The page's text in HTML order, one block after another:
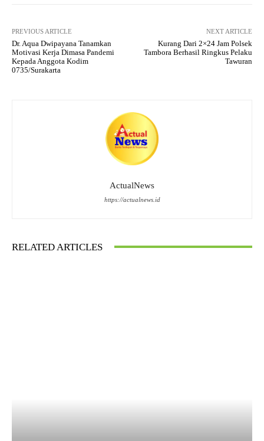
PREVIOUS ARTICLE
Dr. Aqua Dwipayana Tanamkan
Motivasi Kerja Dimasa Pandemi
Kepada Anggota Kodim
0735/Surakarta
NEXT ARTICLE
Kurang Dari 2×24 Jam Polsek
Tambora Berhasil Ringkus Pelaku
Tawuran
ActualNews
https://actualnews.id
RELATED ARTICLES